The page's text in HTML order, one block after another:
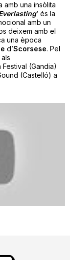
amb una insòlita
‘ és la
amb un
deixem amb el
una època
d’Scorsese. Pel
(Gandia)
(Castelló) a